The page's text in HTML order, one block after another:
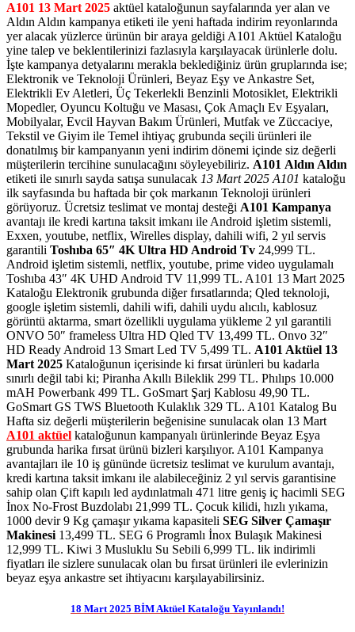
A101 13 Mart 2025 aktüel kataloğunun sayfalarında yer alan ve
Aldın Aldın kampanya etiketi ile yeni haftada indirim reyonlarında
yer alacak yüzlerce ürünün bir araya geldiği A101 Aktüel Kataloğu
yine talep ve beklentilerinizi fazlasıyla karşılayacak ürünlerle dolu.
İşte kampanya detyalarını merakla beklediğiniz ürün gruplarında ise;
Elektronik ve Teknoloji Ürünleri, Beyaz Eşy ve Ankastre Set,
Elektrikli Ev Aletleri, Üç Tekerlekli Benzinli Motosiklet, Elektrikli
Mopedler, Oyuncu Koltuğu ve Masası, Çok Amaçlı Ev Eşyaları,
Mobilyalar, Evcil Hayvan Bakım Ürünleri, Mutfak ve Züccaciye,
Tekstil ve Giyim ile Temel ihtiyaç grubunda seçili ürünleri ile
donatılmış bir kampanyanın yeni indirim dönemi içinde siz değerli
müşterilerin tercihine sunulacağını söyleyebiliriz. A101 Aldın Aldın
etiketi ile sınırlı sayda satışa sunulacak 13 Mart 2025 A101 kataloğu
ilk sayfasında bu haftada bir çok markanın Teknoloji ürünleri
görüyoruz. Ücretsiz teslimat ve montaj desteği A101 Kampanya
avantajı ile kredi kartına taksit imkanı ile Android işletim sistemli,
Exxen, youtube, netflix, Wirelles display, dahili wifi, 2 yıl servis
garantili Toshıba 65″ 4K Ultra HD Android Tv 24,999 TL.
Android işletim sistemli, netflix, youtube, prime video uygulamalı
Toshıba 43″ 4K UHD Android TV 11,999 TL. A101 13 Mart 2025
Kataloğu Elektronik grubunda diğer fırsatlarında; Qled teknoloji,
google işletim sistemli, dahili wifi, dahili uydu alıcılı, kablosuz
görüntü aktarma, smart özellikli uygulama yükleme 2 yıl garantili
ONVO 50″ frameless Ultra HD Qled TV 13,499 TL. Onvo 32″
HD Ready Android 13 Smart Led TV 5,499 TL. A101 Aktüel 13
Mart 2025 Kataloğunun içerisinde ki fırsat ürünleri bu kadarla
sınırlı değil tabi ki; Piranha Akıllı Bileklik 299 TL. Phılıps 10.000
mAH Powerbank 499 TL. GoSmart Şarj Kablosu 49,90 TL.
GoSmart GS TWS Bluetooth Kulaklık 329 TL. A101 Katalog Bu
Hafta siz değerli müşterilerin beğenisine sunulacak olan 13 Mart
A101 aktüel kataloğunun kampanyalı ürünlerinde Beyaz Eşya
grubunda harika fırsat ürünü bizleri karşılıyor. A101 Kampanya
avantajları ile 10 iş gününde ücretsiz teslimat ve kurulum avantajı,
kredi kartına taksit imkanı ile alabileceğiniz 2 yıl servis garantisine
sahip olan Çift kapılı led aydınlatmalı 471 litre geniş iç hacimli SEG
İnox No-Frost Buzdolabı 21,999 TL. Çocuk kilidi, hızlı yıkama,
1000 devir 9 Kg çamaşır yıkama kapasiteli SEG Silver Çamaşır
Makinesi 13,499 TL. SEG 6 Programlı İnox Bulaşık Makinesi
12,999 TL. Kiwi 3 Musluklu Su Sebili 6,999 TL. lik indirimli
fiyatları ile sizlere sunulacak olan bu fırsat ürünleri ile evlerinizin
beyaz eşya ankastre set ihtiyacını karşılayabilirsiniz.
18 Mart 2025 BİM Aktüel Kataloğu Yayınlandı!